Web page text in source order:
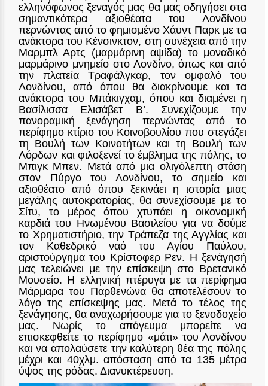
ελληνόφωνος ξεναγός μας θα μας οδηγήσει στα
σημαντικότερα αξιοθέατα του Λονδίνου
περνώντας από το φημισμένο Χάυντ Παρκ με τα
ανάκτορα του Κένσινκτον, στη συνέχεια από την
Μαρμπλ Αρτς (μαρμάρινη αψίδα) το μοναδικό
μαρμάρινο μνημείο στο Λονδίνο, όπως και από
την πλατεία Τραφάλγκαρ, τον ομφαλό του
Λονδίνου, από όπου θα διακρίνουμε και τα
ανάκτορα του Μπάκιγχαμ, όπου και διαμένει η
Βασίλισσα Ελισάβετ Β’. Συνεχίζουμε την
πανοραμική ξενάγηση περνώντας από το
περίφημο κτίριο του Κοινοβουλίου που στεγάζει
τη Βουλή των Κοινοτήτων και τη Βουλή των
Λόρδων και φιλοξενεί το έμβλημα της πόλης, το
Μπιγκ Μπεν. Μετά από μια ολιγόλεπτη στάση
στον Πύργο του Λονδίνου, το σημείο και
αξιοθέατο από όπου ξεκινάει η ιστορία μιας
μεγάλης αυτοκρατορίας, θα συνεχίσουμε με το
Σίτυ, το μέρος όπου χτυπάει η οικονομική
καρδιά του Ηνωμένου Βασιλείου για να δούμε
το Χρηματιστήριο, την Τράπεζα της Αγγλίας και
τον Καθεδρικό ναό του Αγίου Παύλου,
αριστούργημα του Κρίστοφερ Ρεν. Η ξενάγησή
μας τελειώνει με την επίσκεψη στο Βρετανικό
Μουσείο. Η ελληνική πτέρυγα με τα περίφημα
Μάρμαρα του Παρθενώνα θα αποτελέσουν το
λόγο της επίσκεψης μας. Μετά το τέλος της
ξενάγησης, θα αναχωρήσουμε για το ξενοδοχείο
μας. Νωρίς το απόγευμα μπορείτε να
επισκεφθείτε το περίφημο «μάτι» του Λονδίνου
και να απολαύσετε την καλύτερη θέα της πόλης
μέχρι και 40χλμ. απόσταση από τα 135 μέτρα
ύψος της ρόδας. Διανυκτέρευση.